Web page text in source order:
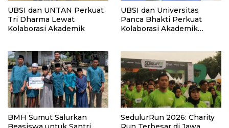
UBSI dan UNTAN Perkuat
Tri Dharma Lewat
Kolaborasi Akademik
UBSI dan Universitas
Panca Bhakti Perkuat
Kolaborasi Akademik
BMH Sumut Salurkan
SedulurRun 2026: Charity